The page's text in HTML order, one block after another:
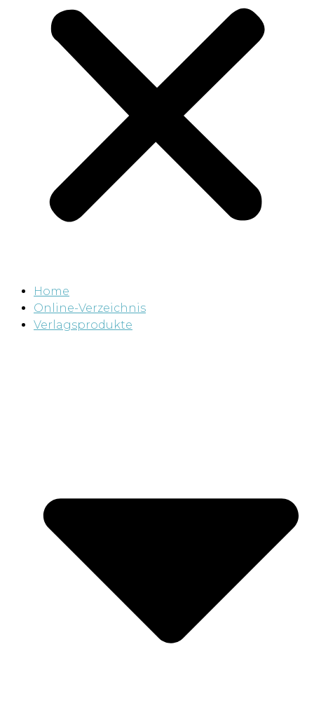
Home
Online-Verzeichnis
Verlagsprodukte